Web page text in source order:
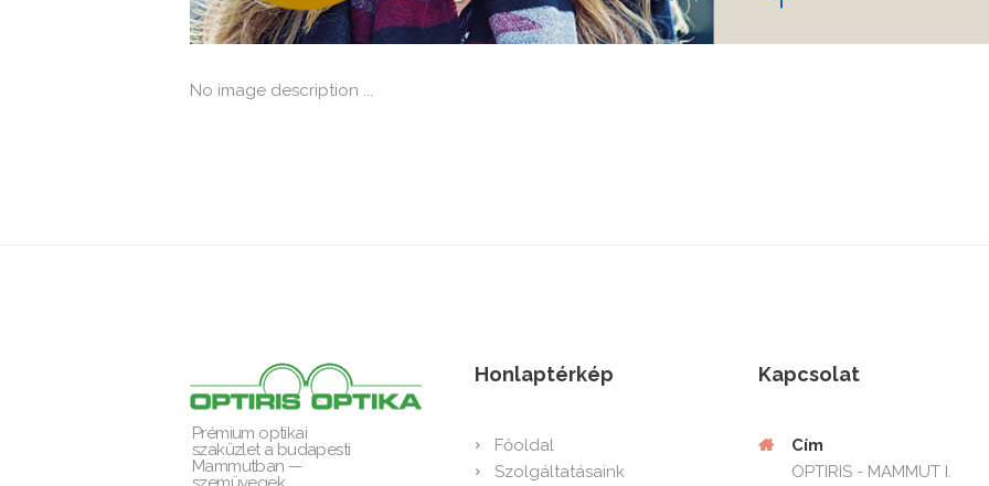
No image description ...
Prémium optikai
szaküzlet a budapesti
Mammutban —
Honlaptérkép
Főoldal
Szolgáltatásaink
Kapcsolat
Cím
OPTIRIS - MAMMUT I.